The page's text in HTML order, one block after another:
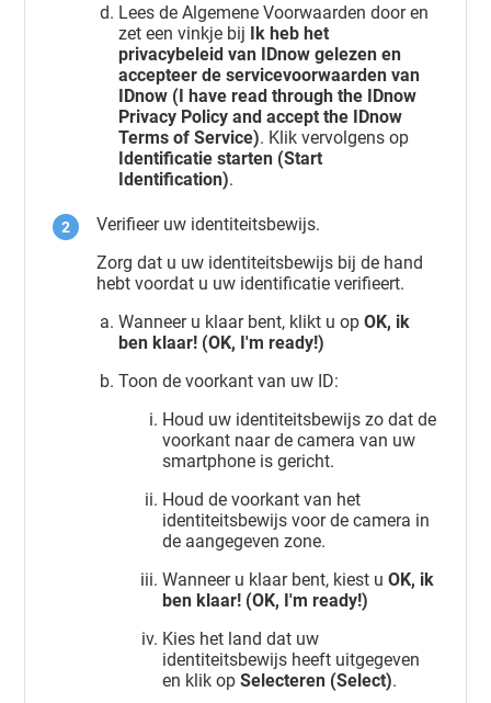
Lees de Algemene Voorwaarden door en
zet een vinkje bij Ik heb het
privacybeleid van IDnow gelezen en
accepteer de servicevoorwaarden van
IDnow (I have read through the IDnow
Privacy Policy and accept the IDnow
Terms of Service). Klik vervolgens op
Identificatie starten (Start
Identification).
Verifieer uw identiteitsbewijs.
Zorg dat u uw identiteitsbewijs bij de hand
hebt voordat u uw identificatie verifieert.
Wanneer u klaar bent, klikt u opOK, ik
ben klaar! (OK, I'm ready!)
Toon de voorkant van uw ID:
Houd uw identiteitsbewijs zo dat de
voorkant naar de camera van uw
smartphone is gericht.
Houd de voorkant van het
identiteitsbewijs voor de camera in
de aangegeven zone.
Wanneer u klaar bent, kiest uOK, ik
ben klaar! (OK, I'm ready!)
Kies het land dat uw
identiteitsbewijs heeft uitgegeven
en klik opSelecteren (Select).